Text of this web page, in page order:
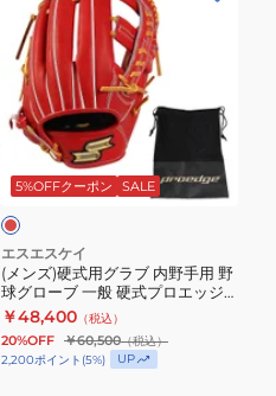
ロ
定
デ
ル
1AJGH33223
6880
お
一
人
一
ス
タ
ッ
フ
デ
ュ
ア
ズ)
用
ラ
ブ
内
野
手
用
野
5%OFFクーポン SALE
エスエスケイ
(メンズ)硬式用グラブ 内野手用 野
球グローブ 一般 硬式プロエッジ
シリーズ B PKB761-3247
￥48,400 （税込）
20%OFF ￥60,500（税込）
2,200ポイント (5%) UP